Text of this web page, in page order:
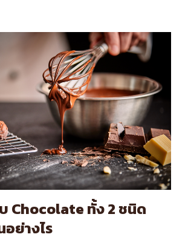
Chocolate ทั้ง 2 ชนิด
ย่างไร